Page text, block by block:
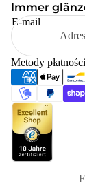
Immer
E-mail
Metody płatności